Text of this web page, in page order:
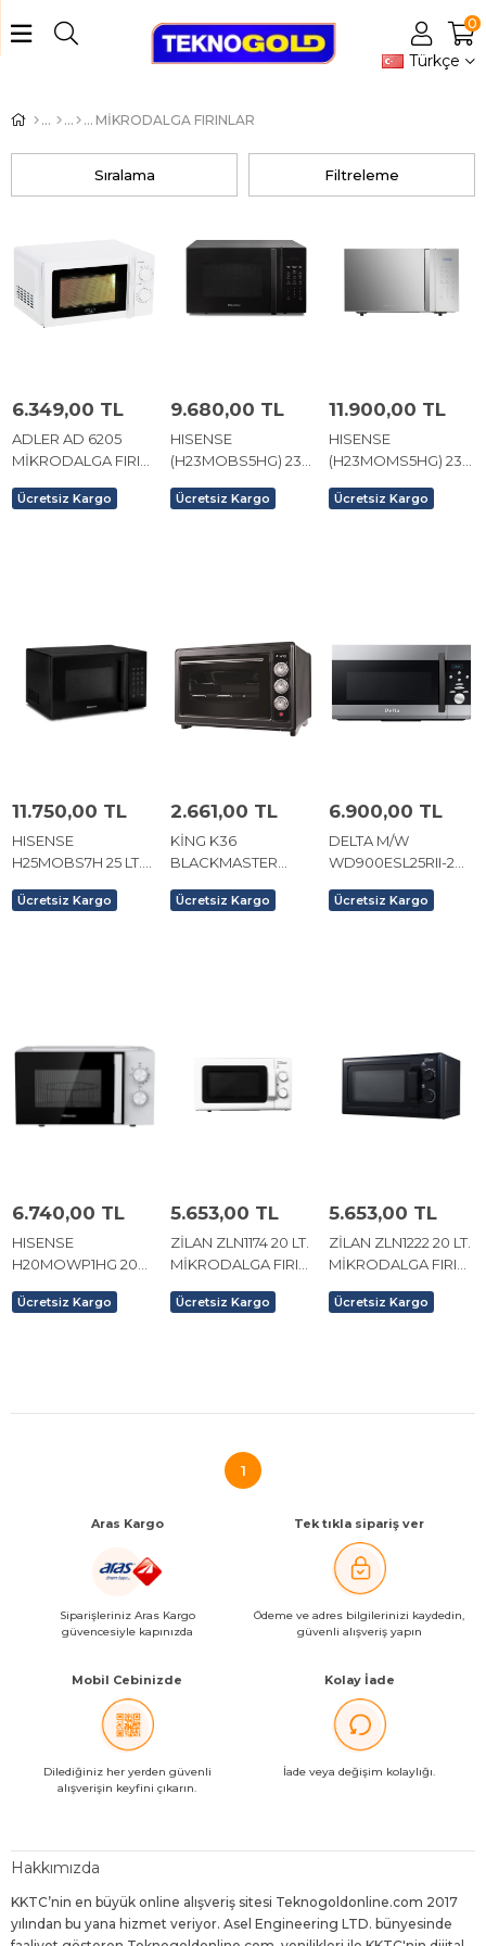
Türkçe
0
MİKRODALGA FIRINLAR
Filtreleme
Sıralama
6.349,00 TL
ADLER AD 6205
MİKRODALGA FIRIN
Ücretsiz Kargo
9.680,00 TL
HISENSE
(H23MOBS5HG) 23
FIRIN
Ücretsiz Kargo
11.900,00 TL
HISENSE
(H23MOMS5HG) 23
FIRIN
Ücretsiz Kargo
11.750,00 TL
HISENSE
H25MOBS7H 25 LT.
Ücretsiz Kargo
2.661,00 TL
KİNG K36
BLACKMASTER
Ücretsiz Kargo
6.900,00 TL
DELTA M/W
WD900ESL25RII-2
Ücretsiz Kargo
6.740,00 TL
HISENSE
H20MOWP1HG 20
FIRIN BEYAZ
Ücretsiz Kargo
5.653,00 TL
ZİLAN ZLN1174 20 LT.
MİKRODALGA FIRIN
Ücretsiz Kargo
5.653,00 TL
ZİLAN ZLN1222 20 LT.
MİKRODALGA FIRIN
Ücretsiz Kargo
1
Aras Kargo
Siparişleriniz Aras Kargo
güvencesiyle kapınızda
Tek tıkla sipariş ver
Ödeme ve adres bilgilerinizi kaydedin,
güvenli alışveriş yapın
Mobil Cebinizde
Dilediğiniz her yerden güvenli
alışverişin keyfini çıkarın.
Kolay İade
İade veya değişim kolaylığı.
Hakkımızda
KKTC’nin en büyük online alışveriş sitesi Teknogoldonline.com 2017
yılından bu yana hizmet veriyor. Asel Engineering LTD. bünyesinde